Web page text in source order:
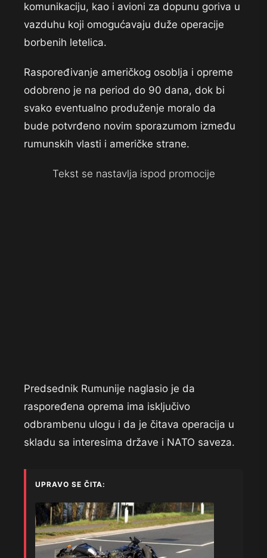
komunikaciju, kao i avioni za dopunu goriva u
vazduhu koji omogućavaju duže operacije
borbenih letelica.
Raspoređivanje američkog osoblja i opreme
odobreno je na period do 90 dana, dok bi
svako eventualno produženje moralo da
bude potvrđeno novim sporazumom između
rumunskih vlasti i američke strane.
Tekst se nastavlja ispod promocije
Predsednik Rumunije naglasio je da
raspoređena oprema ima isključivo
odbrambenu ulogu i da je čitava operacija u
skladu sa interesima države i NATO saveza.
UPRAVO SE ČITA: